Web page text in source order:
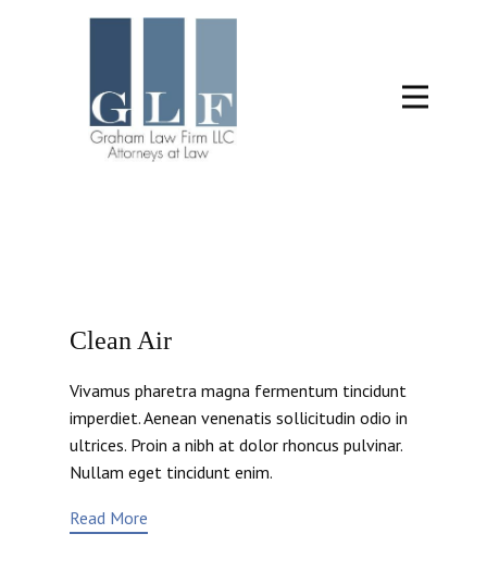
Clean Air
Vivamus pharetra magna fermentum tincidunt
imperdiet. Aenean venenatis sollicitudin odio in
ultrices. Proin a nibh at dolor rhoncus pulvinar.
Nullam eget tincidunt enim.
Read More